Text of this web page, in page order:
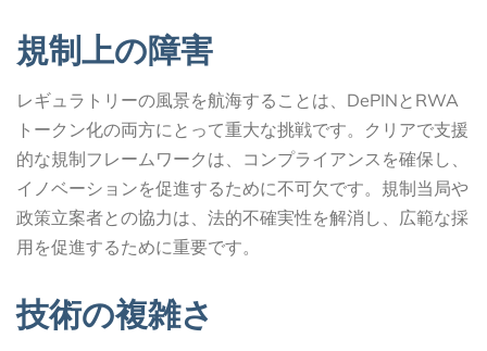
規制上の障害
レギュラトリーの風景を航海することは、DePINとRWA
トークン化の両方にとって重大な挑戦です。クリアで支援
的な規制フレームワークは、コンプライアンスを確保し、
イノベーションを促進するために不可欠です。規制当局や
政策立案者との協力は、法的不確実性を解消し、広範な採
用を促進するために重要です。
技術の複雑さ